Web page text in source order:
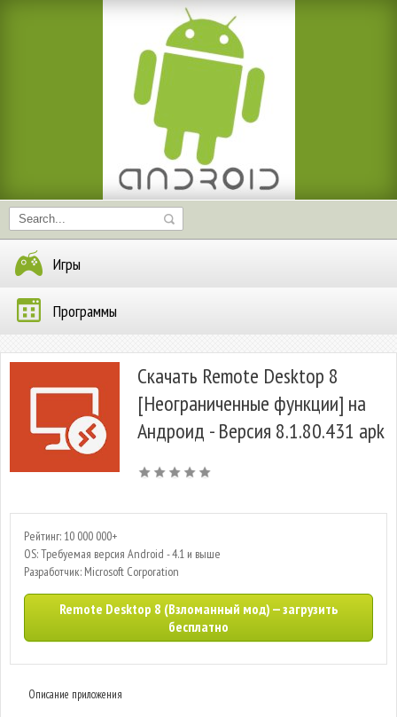
Игры
Программы
Скачать Remote Desktop 8
[Неограниченные функции] на
Андроид - Версия 8.1.80.431 apk
Рейтинг: 10 000 000+
OS: Требуемая версия Android - 4.1 и выше
Разработчик: Microsoft Corporation
Remote Desktop 8 (Взломанный мод) — загрузить
бесплатно
Описание приложения